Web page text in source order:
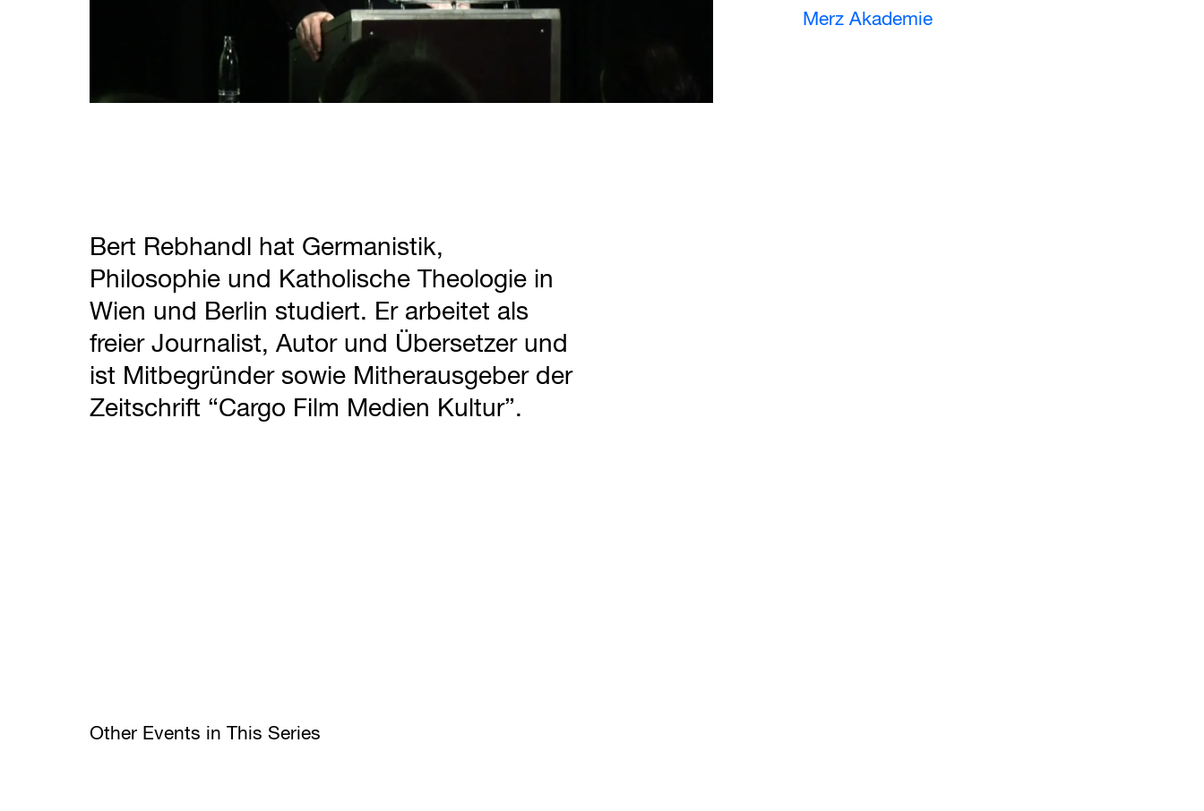
Merz Akademie
Bert Rebhandl hat Germanistik,
Philosophie und Katholische Theologie in
Wien und Berlin studiert. Er arbeitet als
freier Journalist, Autor und Übersetzer und
ist Mitbegründer sowie Mitherausgeber der
Zeitschrift “Cargo Film Medien Kultur”.
Other Events in This Series